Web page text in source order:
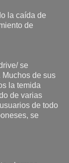
la caída de
de
se
Muchos de sus
la temida
de varias
de todo
se